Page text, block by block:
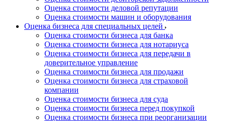
Оценка стоимости деловой репутации
Оценка стоимости машин и оборудования
Оценка бизнеса для специальных целей
Оценка стоимости бизнеса для банка
Оценка стоимости бизнеса для нотариуса
Оценка стоимости бизнеса для передачи в
доверительное управление
Оценка стоимости бизнеса для продажи
Оценка стоимости бизнеса для страховой
компании
Оценка стоимости бизнеса для суда
Оценка стоимости бизнеса перед покупкой
Оценка стоимости бизнеса при реорганизации